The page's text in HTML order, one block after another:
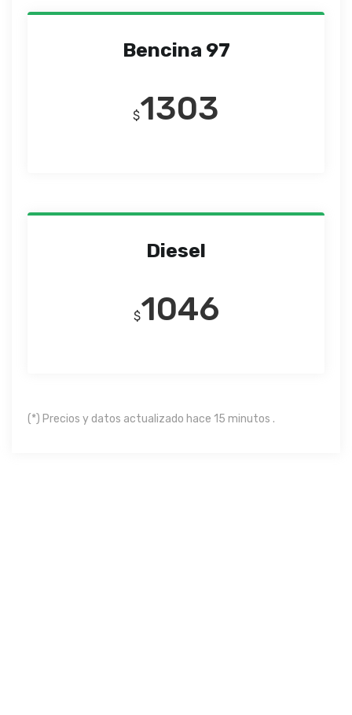
Bencina 97
$1303
Diesel
$1046
(*) Precios y datos actualizado hace 15 minutos .